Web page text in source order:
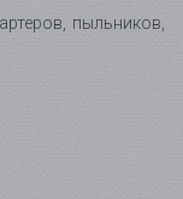
пыльников,